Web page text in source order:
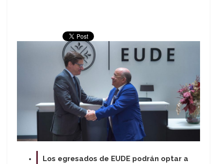
Los egresados de EUDE podrán optar a